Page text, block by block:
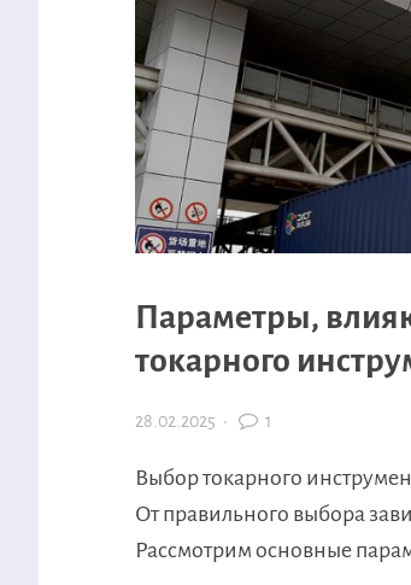
Параметры,
токарного
28.02.2025 · 1
Выбор токарного
От правильного выбора
Рассмотрим основные